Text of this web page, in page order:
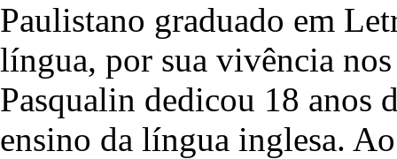
Paulistano graduado em
língua, por sua vivência
Pasqualin dedicou 18 anos
ensino da língua inglesa.